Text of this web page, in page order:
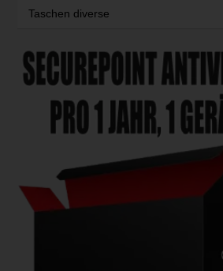
Taschen diverse